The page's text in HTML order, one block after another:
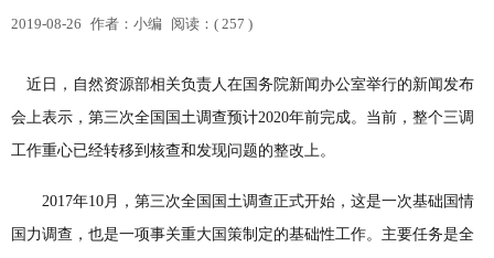
2019-08-26 作者：小编 阅读：( 257 )
近日，自然资源部相关负责人在国务院新闻办公室举行的新闻发布
会上表示，第三次全国国土调查预计2020年前完成。当前，整个三调
工作重心已经转移到核查和发现问题的整改上。
2017年10月，第三次全国国土调查正式开始，这是一次基础国情
国力调查，也是一项事关重大国策制定的基础性工作。主要任务是全